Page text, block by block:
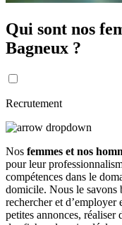
Qui sont nos
Bagneux ?
Recrutement
Nos femmes et nos
pour leur
compétences dans le
domicile. Nous le savons
rechercher et d’employer
petites annonces, réaliser